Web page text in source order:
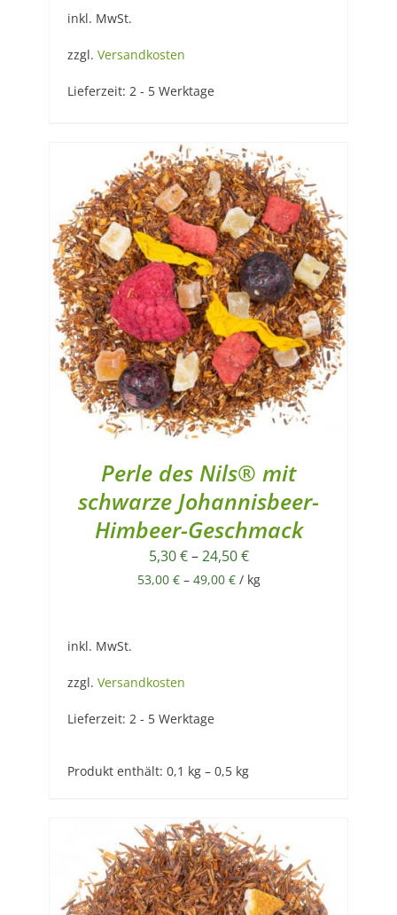
inkl. MwSt.
zzgl. Versandkosten
Lieferzeit: 2 - 5 Werktage
Perle des Nils® mit
schwarze Johannisbeer-
Himbeer-Geschmack
5,30€–24,50€
53,00 €– 49,00 €/ kg
inkl. MwSt.
zzgl. Versandkosten
Lieferzeit: 2 - 5 Werktage
Produkt enthält: 0,1 kg – 0,5 kg